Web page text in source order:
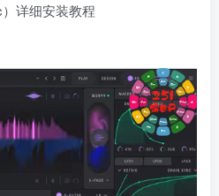
详细安装教程